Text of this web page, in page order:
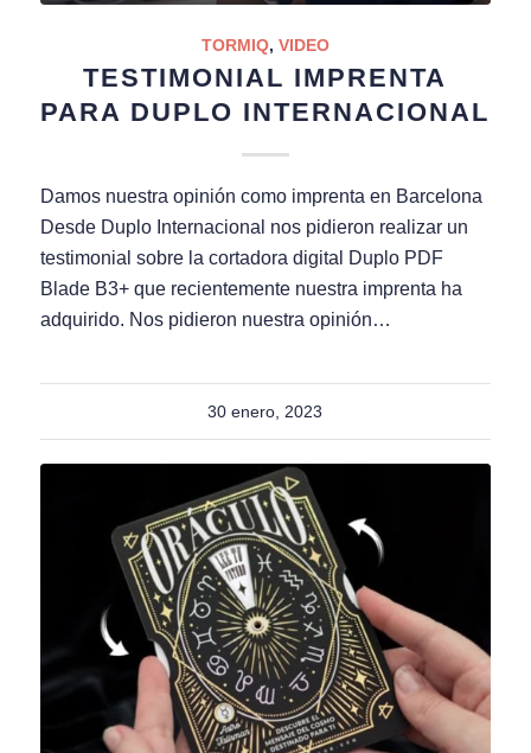
TORMIQ, VIDEO
TESTIMONIAL IMPRENTA
PARA DUPLO INTERNACIONAL
Damos nuestra opinión como imprenta en Barcelona
Desde Duplo Internacional nos pidieron realizar un
testimonial sobre la cortadora digital Duplo PDF
Blade B3+ que recientemente nuestra imprenta ha
adquirido. Nos pidieron nuestra opinión…
30 enero, 2023